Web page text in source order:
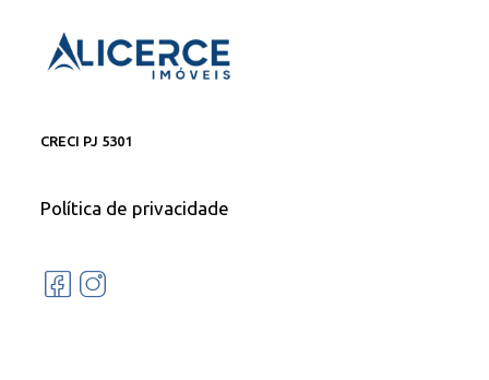
CRECI PJ 5301
Política de privacidade